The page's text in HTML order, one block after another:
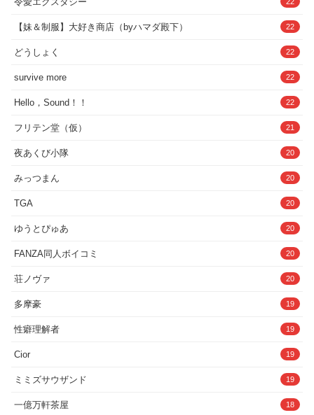
22
【妹＆制服】大好き商店（byハマダ殿下） 22
どうしょく 22
survive more 22
Hello，Sound！！ 22
フリテン堂（仮） 21
夜あくび小隊 20
みっつまん 20
TGA 20
ゆうとぴゅあ 20
FANZA同人ボイコミ 20
荘ノヴァ 20
多摩豪 19
性癖理解者 19
Cior 19
ミミズサウザンド 19
一億万軒茶屋 18